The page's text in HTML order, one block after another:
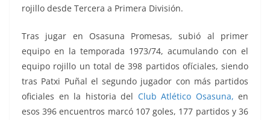
rojillo desde Tercera a Primera División.
Tras jugar en Osasuna Promesas, subió al primer
equipo en la temporada 1973/74, acumulando con el
equipo rojillo un total de 398 partidos ofíciales, siendo
tras Patxi Puñal el segundo jugador con más partidos
oficiales en la historia del Club Atlético Osasuna, en
esos 396 encuentros marcó 107 goles, 177 partidos y 36